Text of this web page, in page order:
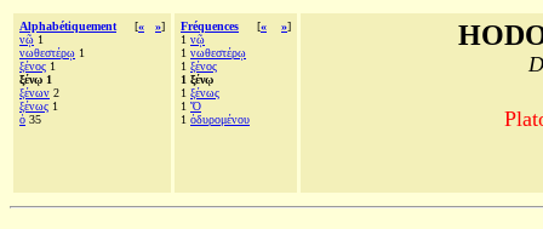
Alphabétiquement [« »]
νῷ 1
νωθεστέρῳ 1
ξένος 1
ξένῳ 1
ξένων 2
ξένως 1
ὁ 35
Fréquences [« »]
1 νῷ
1 νωθεστέρῳ
1 ξένος
1 ξένῳ
1 ξένως
1 Ὅ
1 ὀδυρομένου